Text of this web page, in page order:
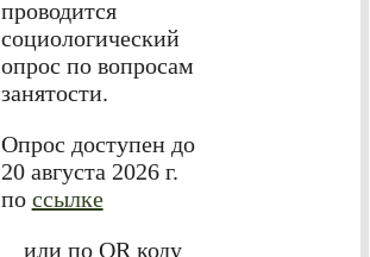
проводится
социологический
опрос по вопросам
занятости.
Опрос доступен до
20 августа 2026 г.
по ссылке
или по QR коду